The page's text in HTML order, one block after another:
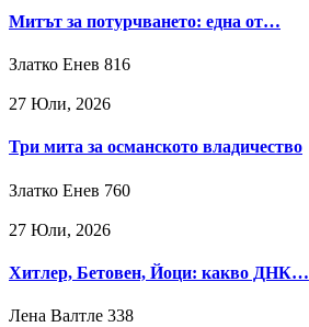
Митът за потурчването: една от…
Златко Енев 816
27 Юли, 2026
Три мита за османското владичество
Златко Енев 760
27 Юли, 2026
Хитлер, Бетовен, Йоци: какво ДНК…
Лена Валтле 338